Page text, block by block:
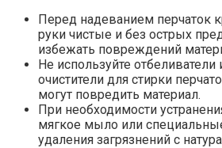
Перед надеванием перчаток
руки чистые и без острых
избежать повреждений
Не используйте
очистители для стирки
могут повредить материал.
При необходимости
мягкое мыло или
удаления загрязнений с